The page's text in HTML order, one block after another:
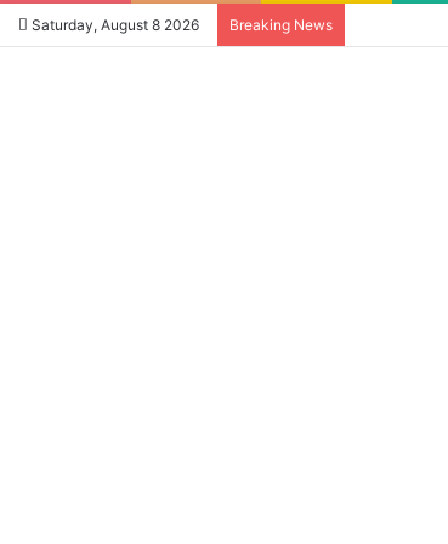
Saturday, August 8 2026 Breaking News